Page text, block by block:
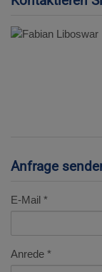
Anfrage
E-Mail
Anrede